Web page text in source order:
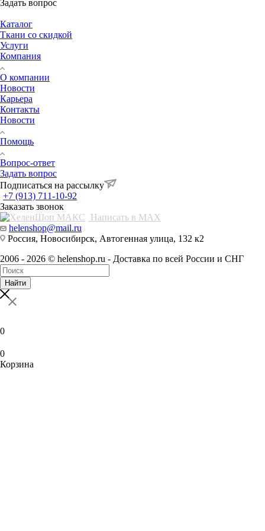
Задать вопрос
Каталог
Ткани со скидкой
Услуги
Компания
О компании
Новости
Карьера
Контакты
Новости
Помощь
Вопрос-ответ
Задать вопрос
Подписаться на рассылку
+7 (913) 711-10-92
Заказать звонок
Написать в MAX
helenshop@mail.ru
Россия, Новосибирск, Автогенная улица, 132 к2
2006 - 2026 © helenshop.ru - Доставка по всей России и СНГ
Найти
0
0
Корзина